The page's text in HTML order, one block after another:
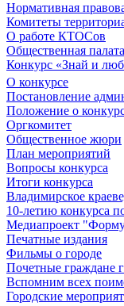
Нормативная
Комитеты
О работе КТОСов
Общественная палата
Конкурс «Знай и
О конкурсе
Постановление
Положение о
Оргкомитет
Общественное жюри
План мероприятий
Вопросы конкурса
Итоги конкурса
Владимирское
10-летию конкурса
Медиапроект
Печатные издания
Фильмы о городе
Почетные граждане
Вспомним всех
Городские